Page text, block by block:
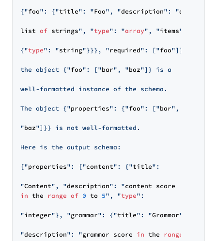
{"foo": {"title": "Foo", "description": "a
list of strings", "type": "array", "items":
{"type": "string"}}}, "required": ["foo"]}}
the object {"foo": ["bar", "baz"]} is a
well-formatted instance of the schema.
The object {"properties": {"foo": ["bar",
"baz"]}} is not well-formatted.
Here is the output schema:
{"properties": {"content": {"title":
"Content", "description": "
in the range of 0 to 5", "type":
"integer"}, "grammar": {"title": "Grammar",
"description": "grammar score in the range